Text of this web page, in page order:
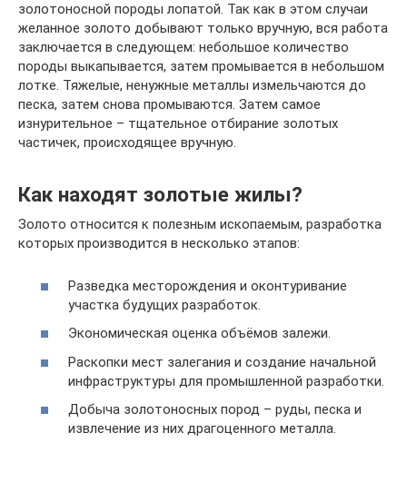
золотоносной породы лопатой. Так как в этом случаи
желанное золото добывают только вручную, вся работа
заключается в следующем: небольшое количество
породы выкапывается, затем промывается в небольшом
лотке. Тяжелые, ненужные металлы измельчаются до
песка, затем снова промываются. Затем самое
изнурительное – тщательное отбирание золотых
частичек, происходящее вручную.
Как находят золотые жилы?
Золото относится к полезным ископаемым, разработка
которых производится в несколько этапов:
Разведка месторождения и оконтуривание
участка будущих разработок.
Экономическая оценка объёмов залежи.
Раскопки мест залегания и создание начальной
инфраструктуры для промышленной разработки.
Добыча золотоносных пород – руды, песка и
извлечение из них драгоценного металла.